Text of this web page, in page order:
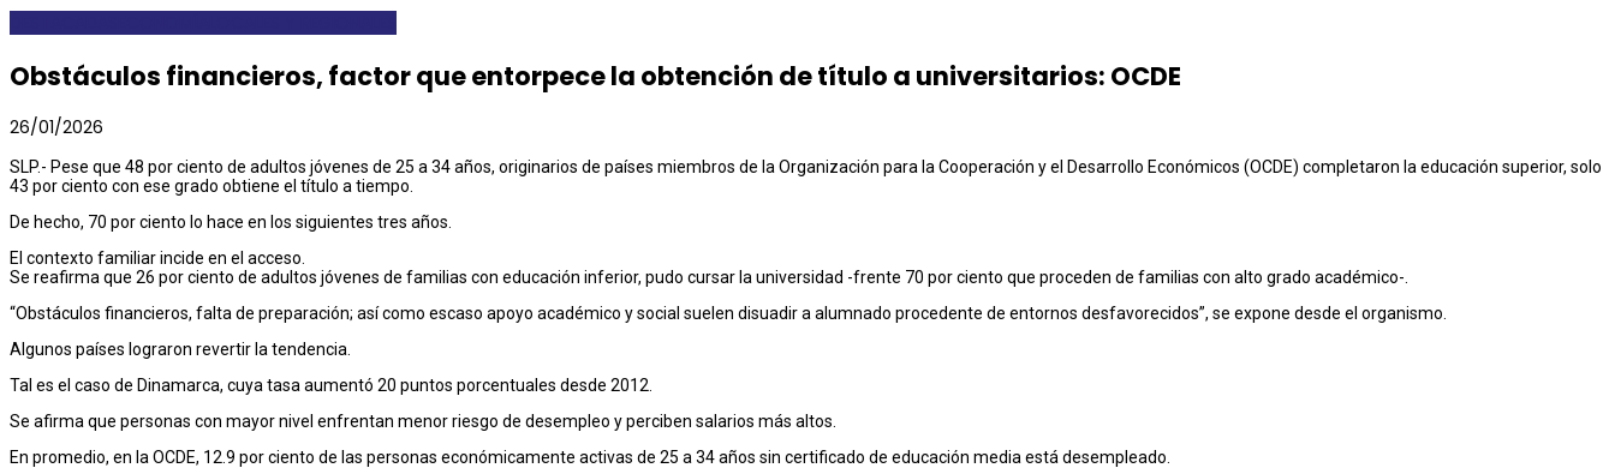
Obstáculos financieros, factor que entorpece la obtención de título a universitarios: OCDE
26/01/2026
SLP.- Pese que 48 por ciento de adultos jóvenes de 25 a 34 años, originarios de países miembros de la Organización para la Cooperación y el Desarrollo Económicos (OCDE) completaron la educación superior, solo
43 por ciento con ese grado obtiene el título a tiempo.
De hecho, 70 por ciento lo hace en los siguientes tres años.
El contexto familiar incide en el acceso.
Se reafirma que 26 por ciento de adultos jóvenes de familias con educación inferior, pudo cursar la universidad -frente 70 por ciento que proceden de familias con alto grado académico-.
“Obstáculos financieros, falta de preparación; así como escaso apoyo académico y social suelen disuadir a alumnado procedente de entornos desfavorecidos”, se expone desde el organismo.
Algunos países lograron revertir la tendencia.
Tal es el caso de Dinamarca, cuya tasa aumentó 20 puntos porcentuales desde 2012.
Se afirma que personas con mayor nivel enfrentan menor riesgo de desempleo y perciben salarios más altos.
En promedio, en la OCDE, 12.9 por ciento de las personas económicamente activas de 25 a 34 años sin certificado de educación media está desempleado.